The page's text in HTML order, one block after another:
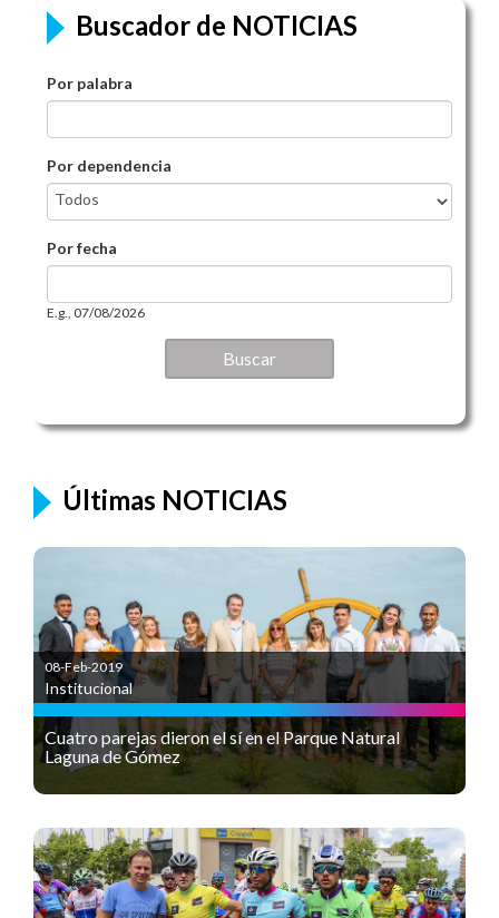
Buscador de NOTICIAS
Por palabra
Por dependencia
Por fecha
E.g., 07/08/2026
Últimas NOTICIAS
08-Feb-2019
Institucional
Cuatro parejas dieron el sí en el Parque Natural
Laguna de Gómez